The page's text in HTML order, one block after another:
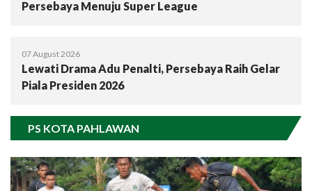
Persebaya Menuju Super League
07 August 2026
Lewati Drama Adu Penalti, Persebaya Raih Gelar
Piala Presiden 2026
PS KOTA PAHLAWAN